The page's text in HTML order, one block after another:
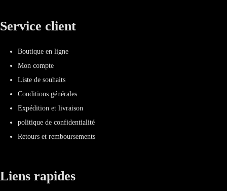
Service client
Boutique en ligne
Mon compte
Liste de souhaits
Conditions générales
Expédition et livraison
politique de confidentialité
Retours et remboursements
Liens rapides